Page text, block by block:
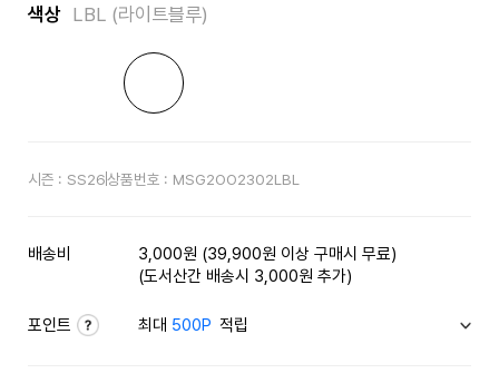
색상 LBL (라이트블루)
시즌 : SS26상품번호 : MSG2OO2302LBL
배송비
3,000원 (39,900원 이상 구매시 무료)
(도서산간 배송시 3,000원 추가)
포인트 최대 500P 적립